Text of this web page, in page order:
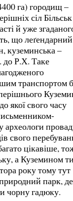
га) городищ –
сіл Більськ
й уже
що леґендарний
куземинська –
до Р.Х. Таке
транспортом
якої свого часу
археологи
свого
цікавіше,
а Куземином
року тому тут
парк, де
чорну гадюку.